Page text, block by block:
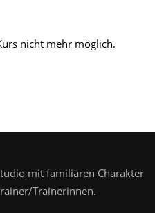
nicht mehr möglich.
mit familiären Charakter
Trainerinnen.